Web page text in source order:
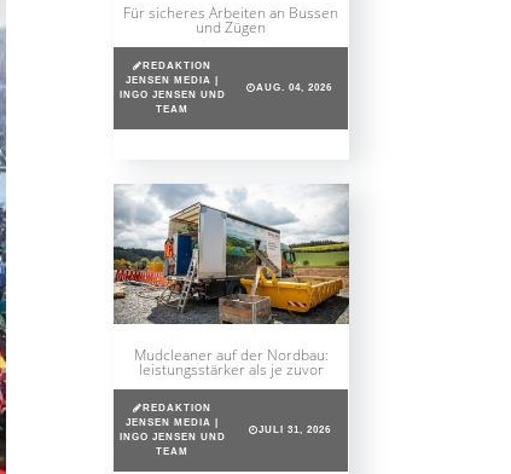
Für sicheres Arbeiten an Bussen
und Zügen
REDAKTION
JENSEN MEDIA |
INGO JENSEN UND
TEAM
AUG. 04, 2026
Mudcleaner auf der Nordbau:
leistungsstärker als je zuvor
REDAKTION
JENSEN MEDIA |
INGO JENSEN UND
TEAM
JULI 31, 2026